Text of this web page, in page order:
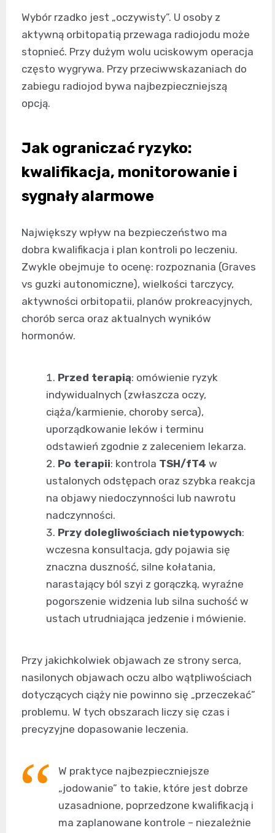
Wybór rzadko jest „oczywisty”. U osoby z
aktywną orbitopatią przewaga radiojodu może
stopnieć. Przy dużym wolu uciskowym operacja
często wygrywa. Przy przeciwwskazaniach do
zabiegu radiojod bywa najbezpieczniejszą
opcją.
Jak ograniczać ryzyko:
kwalifikacja, monitorowanie i
sygnały alarmowe
Największy wpływ na bezpieczeństwo ma
dobra kwalifikacja i plan kontroli po leczeniu.
Zwykle obejmuje to ocenę: rozpoznania (Graves
vs guzki autonomiczne), wielkości tarczycy,
aktywności orbitopatii, planów prokreacyjnych,
chorób serca oraz aktualnych wyników
hormonów.
Przed terapią: omówienie ryzyk
indywidualnych (zwłaszcza oczy,
ciąża/karmienie, choroby serca),
uporządkowanie leków i terminu
odstawień zgodnie z zaleceniem lekarza.
Po terapii: kontrola TSH/fT4 w
ustalonych odstępach oraz szybka reakcja
na objawy niedoczynności lub nawrotu
nadczynności.
Przy dolegliwościach nietypowych:
wczesna konsultacja, gdy pojawia się
znaczna duszność, silne kołatania,
narastający ból szyi z gorączką, wyraźne
pogorszenie widzenia lub silna suchość w
ustach utrudniająca jedzenie i mówienie.
Przy jakichkolwiek objawach ze strony serca,
nasilonych objawach oczu albo wątpliwościach
dotyczących ciąży nie powinno się „przeczekać”
problemu. W tych obszarach liczy się czas i
precyzyjne dopasowanie leczenia.
W praktyce najbezpieczniejsze
„jodowanie” to takie, które jest dobrze
uzasadnione, poprzedzone kwalifikacją i
ma zaplanowane kontrole – niezależnie